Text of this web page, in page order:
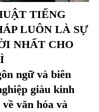
TIẾNG
LUÔN LÀ SỰ
NHẤT CHO
ngữ và biên
giàu kinh
văn hóa và